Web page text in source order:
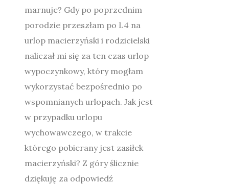
marnuje? Gdy po poprzednim
porodzie przeszłam po L4 na
urlop macierzyński i rodzicielski
naliczał mi się za ten czas urlop
wypoczynkowy, który mogłam
wykorzystać bezpośrednio po
wspomnianych urlopach. Jak jest
w przypadku urlopu
wychowawczego, w trakcie
którego pobierany jest zasiłek
macierzyński? Z góry ślicznie
dziękuję za odpowiedź